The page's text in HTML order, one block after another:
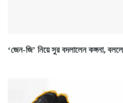
‘জেন-জি’ নিয়ে সুর বদলালেন কঙ্গনা,